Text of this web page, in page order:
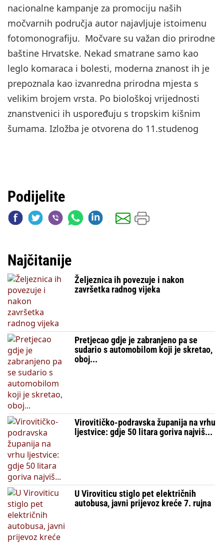
nacionalne kampanje za promociju naših
močvarnih područja autor najavljuje istoimenu
fotomonografiju. Močvare su važan dio prirodne
baštine Hrvatske. Nekad smatrane samo kao
leglo komaraca i bolesti, moderna znanost ih je
prepoznala kao izvanredna prirodna mjesta s
velikim brojem vrsta. Po biološkoj vrijednosti
znanstvenici ih uspoređuju s tropskim kišnim
šumama. Izložba je otvorena do 11.studenog
Podijelite
Najčitanije
Željeznica ih povezuje i nakon
završetka radnog vijeka
Pretjecao gdje je zabranjeno pa se
sudario s automobilom koji je skretao,
oboj...
Virovitičko-podravska županija na vrhu
ljestvice: gdje 50 litara goriva najviš...
U Viroviticu stiglo pet električnih
autobusa, javni prijevoz kreće 7. rujna